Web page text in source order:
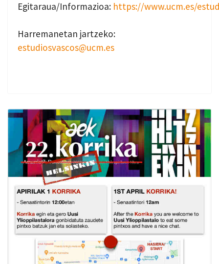
Egitaraua/Informazioa: https://www.ucm.es/
Harremanetan jartzeko:
estudiosvascos@ucm.es